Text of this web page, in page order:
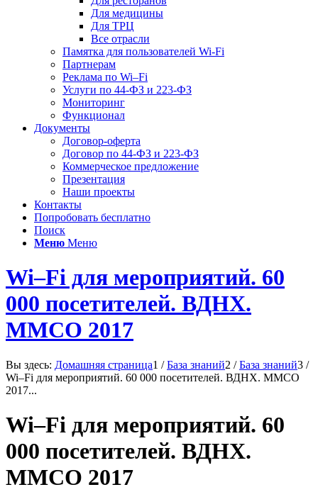
Для медицины
Для ТРЦ
Все отрасли
Памятка для пользователей Wi-Fi
Партнерам
Реклама по Wi–Fi
Услуги по 44-ФЗ и 223-ФЗ
Мониторинг
Функционал
Документы
Договор-оферта
Договор по 44-ФЗ и 223-ФЗ
Коммерческое предложение
Презентация
Наши проекты
Контакты
Попробовать бесплатно
Поиск
Меню Меню
Wi–Fi для мероприятий. 60
000 посетителей. ВДНХ.
ММСО 2017
Вы здесь: Домашняя страница1 / База знаний2 / База знаний3 /
Wi–Fi для мероприятий. 60 000 посетителей. ВДНХ. ММСО
2017...
Wi–Fi для мероприятий. 60
000 посетителей. ВДНХ.
ММСО 2017